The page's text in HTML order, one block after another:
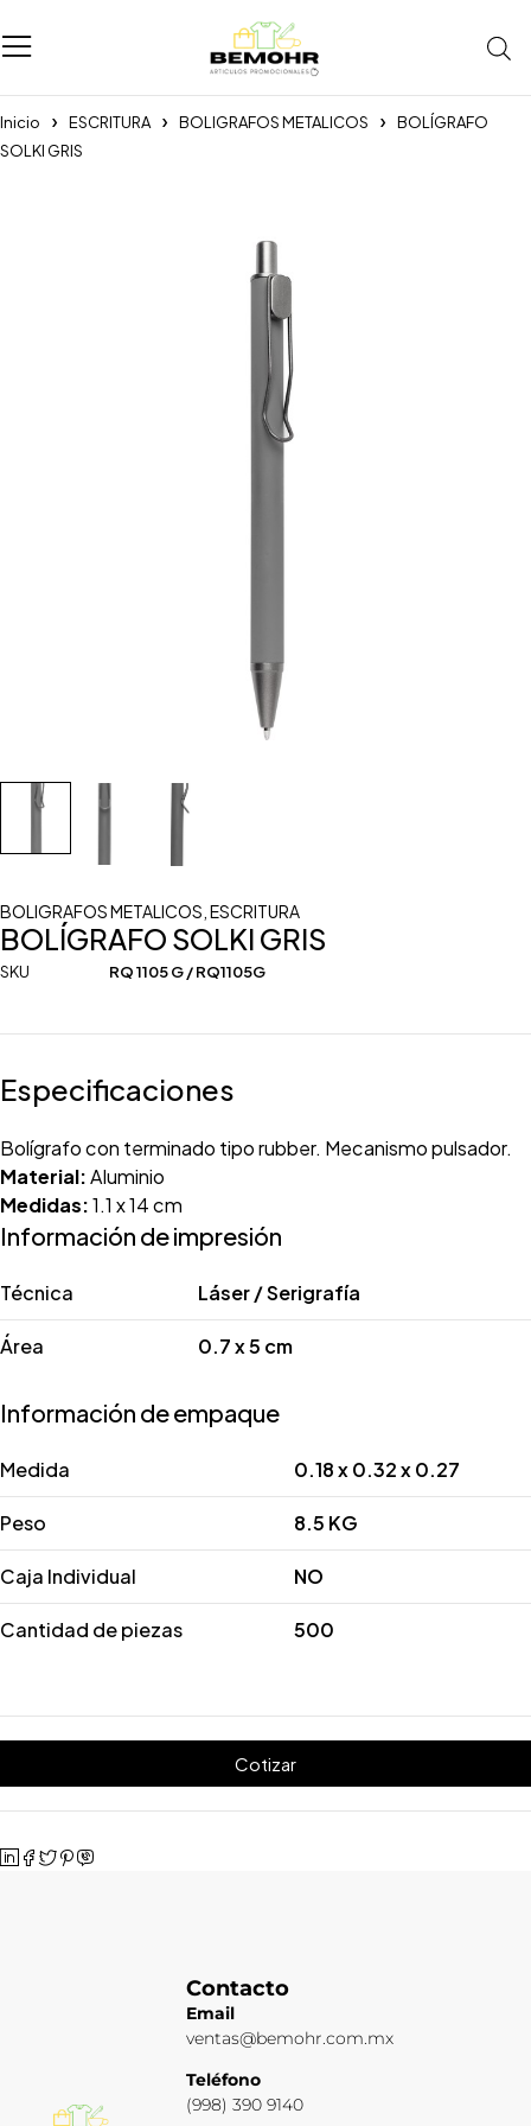
Inicio ESCRITURA BOLIGRAFOS METALICOS
BOLÍGRAFO
SOLKI GRIS
BOLIGRAFOS METALICOS ESCRITURA
BOLÍGRAFO SOLKI GRIS
SKU RQ 1105 G / RQ1105G
Especificaciones
Bolígrafo con terminado tipo rubber. Mecanismo pulsador.
Material:Aluminio
Medidas:1.1 x 14 cm
Información de impresión
Técnica Láser / Serigrafía
Área 0.7 x 5 cm
Información de empaque
Medida 0.18 x 0.32 x 0.27
Peso 8.5 KG
Caja Individual NO
Cantidad de piezas 500
Cotizar
Contacto
Email
ventas@bemohr.com.mx
Teléfono
(998) 390 9140